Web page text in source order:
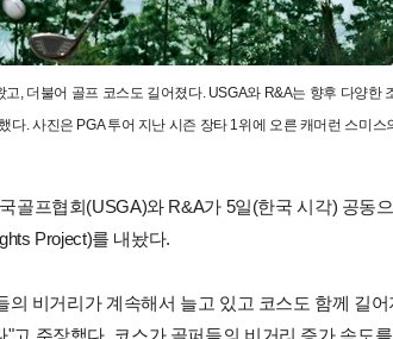
, 더불어 골프 코스도 길어졌다. USGA와 R&A는 향후 다양한
다. 사진은 PGA 투어 지난 시즌 장타 1위에 오른 캐머런 스미
골프협회(USGA)와 R&A가 5일(한국 시각) 공동
Project)를 내놨다.
의 비거리가 계속해서 늘고 있고 코스도 함께 길
고 주장했다. 코스가 골퍼들의 비거리 증가 속도